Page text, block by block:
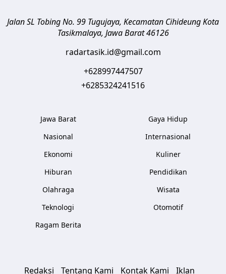
Jalan SL Tobing No. 99 Tugujaya, Kecamatan CihideungKota
Tasikmalaya, Jawa Barat 46126
radartasik.id@gmail.com
+628997447507
+6285324241516
Jawa Barat
Nasional
Ekonomi
Hiburan
Olahraga
Teknologi
Ragam Berita
Gaya Hidup
Internasional
Kuliner
Pendidikan
Wisata
Otomotif
Redaksi Tentang Kami Kontak Kami Iklan